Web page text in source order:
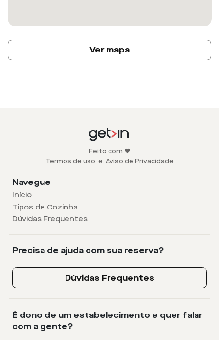
Ver mapa
Feito com ❤️
Termos de uso e Aviso de Privacidade
Navegue
Início
Tipos de Cozinha
Dúvidas Frequentes
Precisa de ajuda com sua reserva?
Dúvidas Frequentes
É dono de um estabelecimento e quer falar
com a gente?